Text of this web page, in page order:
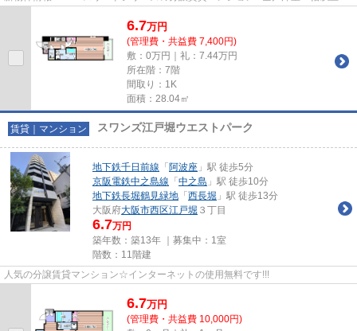
6.7万円
(管理費・共益費 7,400円)
敷：0万円｜礼：7.44万円
所在階：7階
間取り：1K
面積：28.04㎡
賃貸｜マンション スワンズ江戸堀ウエストパーク
地下鉄千日前線 「 阿波座 」駅 徒歩5分
京阪電鉄中之島線 「 中之島 」駅 徒歩10分
地下鉄長堀鶴見緑地 「 西長堀 」駅 徒歩13分
大阪府大阪市西区江戸堀 ３丁目
6.7万円
築年数：築13年 ｜募集中： 1室
階数：11階建
人気の分譲賃貸マンション☆インターネットの使用無料です!!!
6.7万円
(管理費・共益費 10,000円)